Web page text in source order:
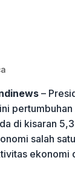
–
di kisaran
salah
ekonomi